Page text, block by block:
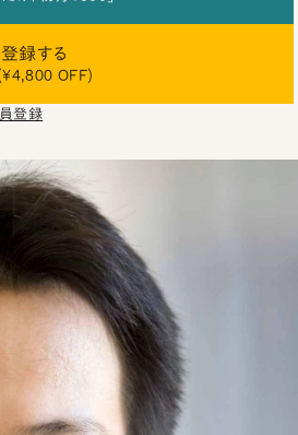
録する
OFF)
登録